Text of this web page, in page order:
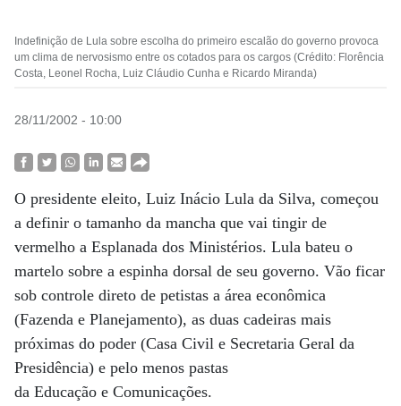
Indefinição de Lula sobre escolha do primeiro escalão do governo provoca
um clima de nervosismo entre os cotados para os cargos (Crédito: Florência
Costa, Leonel Rocha, Luiz Cláudio Cunha e Ricardo Miranda)
28/11/2002 - 10:00
O presidente eleito, Luiz Inácio Lula da Silva, começou
a definir o tamanho da mancha que vai tingir de
vermelho a Esplanada dos Ministérios. Lula bateu o
martelo sobre a espinha dorsal de seu governo. Vão ficar
sob controle direto de petistas a área econômica
(Fazenda e Planejamento), as duas cadeiras mais
próximas do poder (Casa Civil e Secretaria Geral da
Presidência) e pelo menos pastas
da Educação e Comunicações.